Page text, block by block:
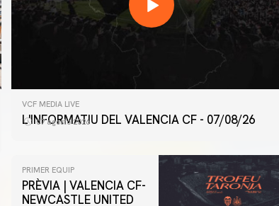
VCF MEDIA LIVE
L'INFORMATIU DEL VALENCIA CF - 07/08/26
07 agosto 2026
PRIMER EQUIP
PRÈVIA | VALENCIA CF-
NEWCASTLE UNITED